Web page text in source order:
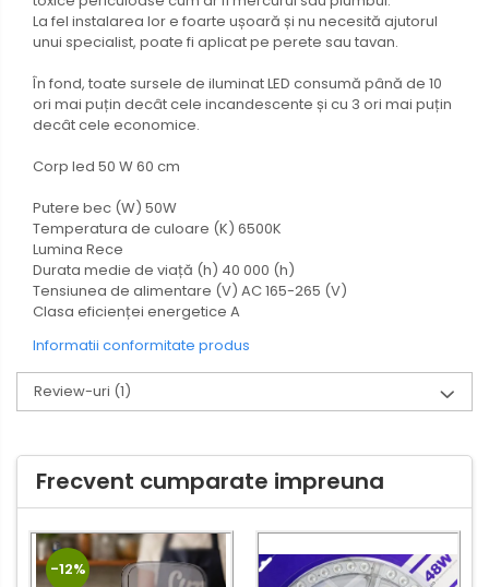
Butuc yala,Broaste
usa,Lacat
Tablou si sigurante electrice
Chei , clesti , patenti
Cose / Coliere plastic
Pistoale de lipit si accesorii
Scule si unelte de
taiat,accesorii pentru gaurit si
Sonerii
Trepied
Ventilator
Lanterne
Accesorii camping
Conetica si conexiuni
La fel instalarea lor e foarte ușoară și nu necesită ajutorul
unui specialist, poate fi aplicat pe perete sau tavan.
În fond, toate sursele de iluminat LED consumă până de 10
ori mai puțin decât cele incandescente și cu 3 ori mai puțin
decât cele economice.
Corp led 50 W 60 cm
Putere bec (W) 50W
Temperatura de culoare (K) 6500K
Lumina Rece
Durata medie de viață (h) 40 000 (h)
Tensiunea de alimentare (V) AC 165-265 (V)
Clasa eficienței energetice A
Informatii conformitate produs
Review-uri (1)
Frecvent cumparate impreuna
-12%